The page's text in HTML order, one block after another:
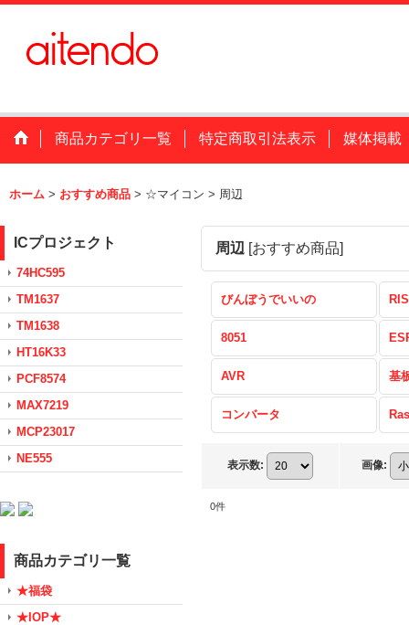
商品カテゴリ一覧 特定商取引法表示 媒体掲載
ホーム > おすすめ商品 > ☆マイコン > 周辺
ICプロジェクト
74HC595
TM1637
TM1638
HT16K33
PCF8574
MAX7219
MCP23017
NE555
商品カテゴリ一覧
★福袋
★IOP★
周辺 [おすすめ商品]
びんぼうでいいの
8051
AVR 基
コンバータ
表示数: 画像:
0件